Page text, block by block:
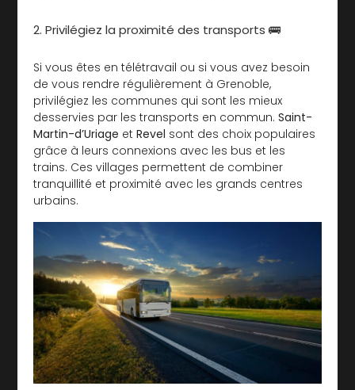
2. Privilégiez la proximité des transports 🚌
Si vous êtes en télétravail ou si vous avez besoin
de vous rendre régulièrement à Grenoble,
privilégiez les communes qui sont les mieux
desservies par les transports en commun.Saint-
Martin-d’Uriage etRevel sont des choix populaires
grâce à leurs connexions avec les bus et les
trains. Ces villages permettent de combiner
tranquillité et proximité avec les grands centres
urbains.